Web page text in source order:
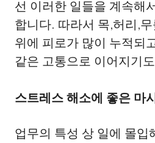
선 이러한 일들을 계속해
합니다. 따라서 목,허리,
위에 피로가 많이 누적되
같은 고통으로 이어지기
스트레스 해소에 좋은 마
업무의 특성 상 일에 몰입